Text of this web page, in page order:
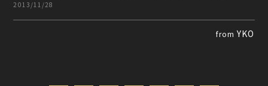
2013/11/28
fromYKO